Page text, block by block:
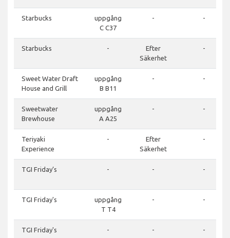
Starbucks
uppgång
C C37
- -
Starbucks -
Efter
Säkerhet
-
Sweet Water Draft
House and Grill
uppgång
B B11
- -
Sweetwater
Brewhouse
uppgång
A A25
- -
Teriyaki
Experience
-
Efter
Säkerhet
-
TGI Friday’s - - -
TGI Friday's
uppgång
T T4
- -
TGI Friday's - - -